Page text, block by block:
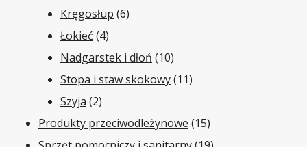
produktów
Kręgosłup 66
Łokieć 44
produkty
Nadgarstek i dłoń 1010
produktów
Stopa i staw skokowy 1111
Szyja 22
produkty
Produkty przeciwodleżynowe 1515